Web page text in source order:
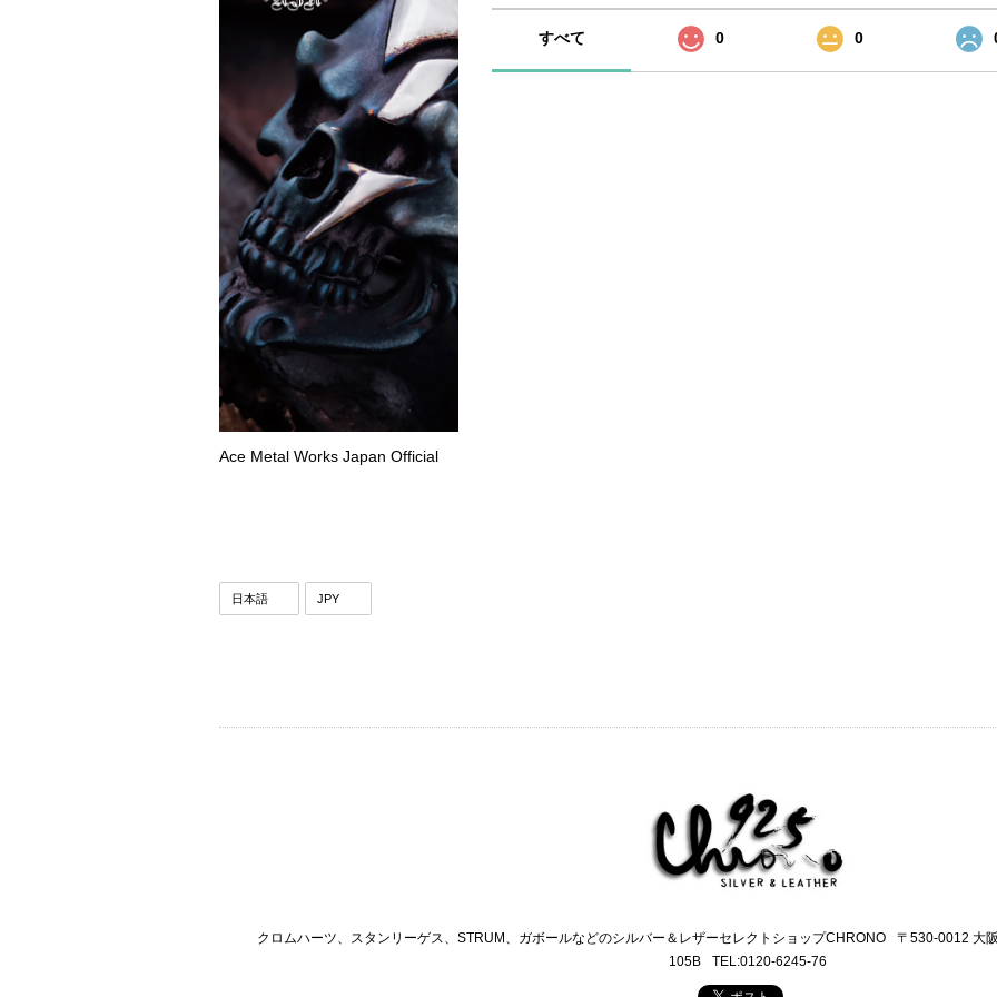
すべて 0 0
Ace Metal Works Japan Official
クロムハーツ、スタンリーゲス、STRUM、ガボールなどのシルバー＆レザーセレクトショップCHRONO
〒530-0012 大
105B
TEL:0120-6245-76